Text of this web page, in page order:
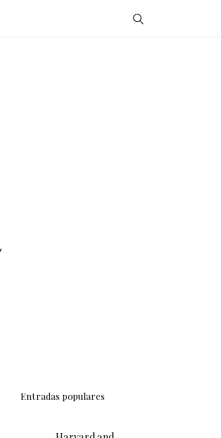
Entradas populares